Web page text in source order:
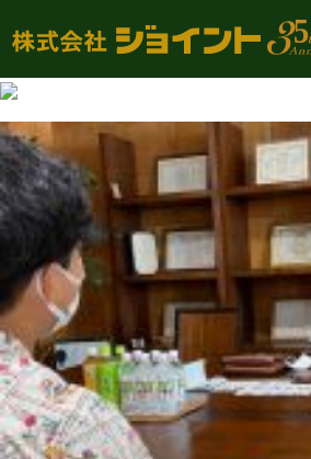
fancybox/fancybox/jquery.fancybox-1.3.8.min.css